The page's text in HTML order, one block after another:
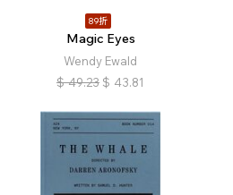
89折
Magic Eyes
Wendy Ewald
$ 49.23 $ 43.81